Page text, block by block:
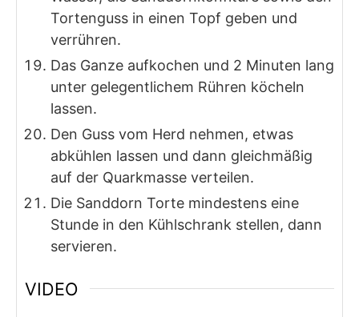
Tortenguss in einen Topf geben und
verrühren.
Das Ganze aufkochen und 2 Minuten lang
unter gelegentlichem Rühren köcheln
lassen.
Den Guss vom Herd nehmen, etwas
abkühlen lassen und dann gleichmäßig
auf der Quarkmasse verteilen.
Die Sanddorn Torte mindestens eine
Stunde in den Kühlschrank stellen, dann
servieren.
VIDEO